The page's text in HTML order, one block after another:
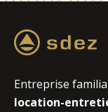
Entreprise
location-